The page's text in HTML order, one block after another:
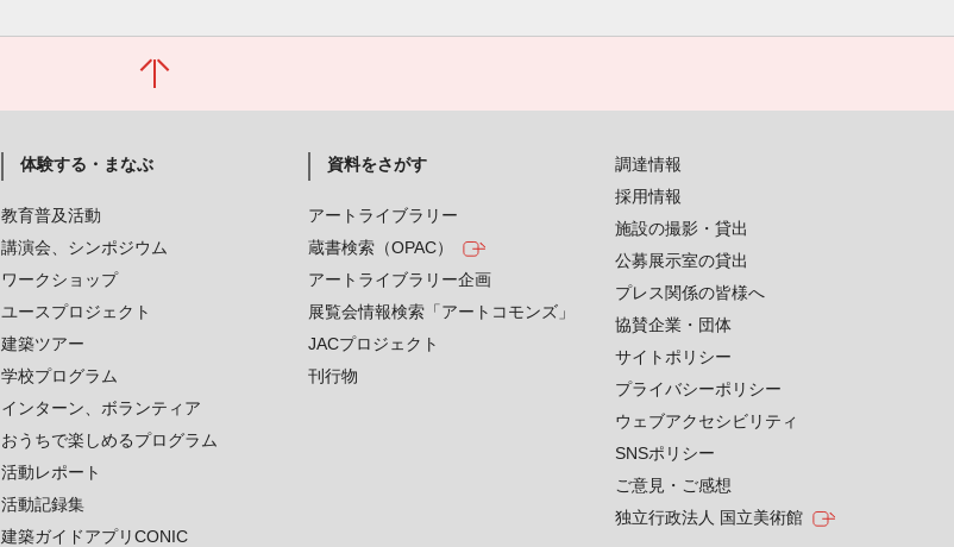
体験する・まなぶ
教育普及活動
講演会、シンポジウム
ワークショップ
ユースプロジェクト
建築ツアー
学校プログラム
インターン、ボランティア
おうちで楽しめるプログラム
活動レポート
活動記録集
建築ガイドアプリCONIC
資料をさがす
アートライブラリー
蔵書検索（OPAC）
アートライブラリー企画
展覧会情報検索「アートコモンズ」
JACプロジェクト
刊行物
調達情報
採用情報
施設の撮影・貸出
公募展示室の貸出
プレス関係の皆様へ
協賛企業・団体
サイトポリシー
プライバシーポリシー
ウェブアクセシビリティ
SNSポリシー
ご意見・ご感想
独立行政法人 国立美術館